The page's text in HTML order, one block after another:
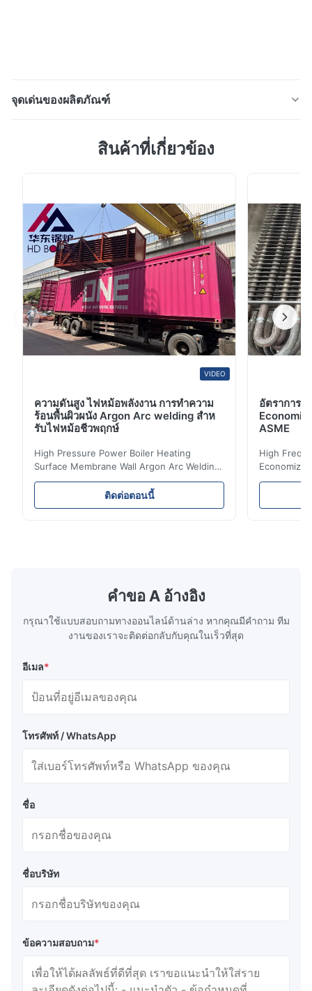
จุดเด่นของผลิตภัณฑ์
มาส คําอธิบายสินค้า ผนังน้ําเปลือกหมายถึงผนังน้ําที่
ผนังเตาอบเรียบง่ายและลดน้ําหนักโดยรวมของเครื่องปั่น.
นอกจากนี้ยังมีความแน่นอากาศที่ดี สามารถปรับ...
สินค้าที่เกี่ยวข้อง
VIDEO
ความดันสูง ไฟหม้อพลังงาน การทําความ
ร้อนพื้นผิวผนัง Argon Arc welding สําห
รับไฟหม้อชีวพฤกษ์
High Pressure Power Boiler Heating
Surface Membrane Wall Argon Arc Welding
For Biomass Boiler Product Introduction
Water wall panels with pins usually laid
vertically on the inner wall of the furnace
circulation loop.Because of both cooling
ติดต่อตอนนี้
อัตราการต่
ASME
High
Product
industrial
คําขอ A อ้างอิง
กรุณาใช้แบบสอบถามทางออนไลน์ด้านล่าง หากคุณมีคําถาม ทีม
งานของเราจะติดต่อกลับกับคุณในเร็วที่สุด
อีเมล*
โทรศัพท์ / WhatsApp
ชื่อ
ชื่อบริษัท
ข้อความสอบถาม*